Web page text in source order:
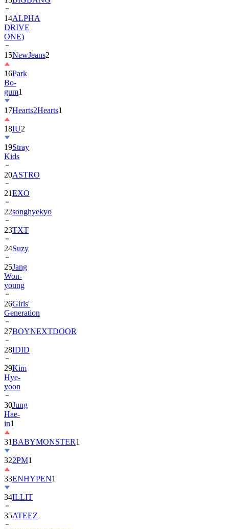
DRIVE
ONE)
15NewJeans
16Park
Bo-
gum1
17Hearts2Hearts
18IU2
19Stray
Kids
20ASTRO
21EXO
22songhyekyo
23TXT
24Suzy
25Jang
Won-
young
26Girls'
Generation
27BOYNEXTDOOR
28IDID
29Kim
Hye-
yoon
30Jung
Hae-
in1
31BABYMONSTER
322PM1
33ENHYPEN
34ILLIT
35ATEEZ
36ZEROBASEONE